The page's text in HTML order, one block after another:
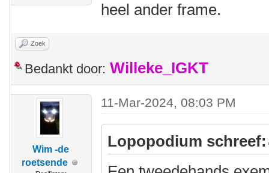
heel ander frame.
Zoek
Bedankt door: Willeke_IGKT
Wim -de
roetsende
11-Mar-2024, 08:03 PM
Lopopodium schreef: